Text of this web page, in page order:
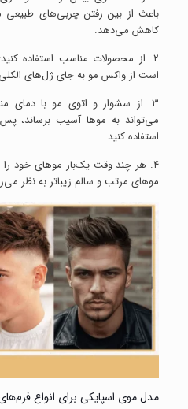
باعث از بین رفتن چربی‌های
کاهش می‌دهد.
۲. از محصولات مناسب استفاده
است از واکس مو به جای ژل‌های الکلی
۳. از سشوار و اتوی مو با دمای
می‌تواند به موها آسیب برساند،
استفاده کنید.
۴. هر چند وقت یک‌بار موهای خود را
موهای مرتب و سالم زیباتر به نظر
مدل موی اسپایکی برای انواع